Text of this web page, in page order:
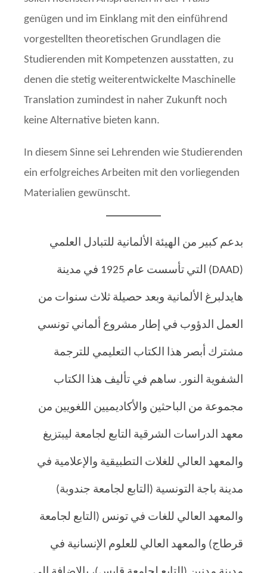
genügen und im Einklang mit den einführend
vorgestellten theoretischen Grundlagen die
Studierenden mit Kompetenzen ausstatten, zu
denen die stetig weiterentwickelte Maschi­nelle
Translation zumindest in naher Zukunft noch
keine Alternative bieten kann.
In diesem Sinne sei Lehrenden wie Studierenden
ein erfolgreiches Arbeiten mit den vorlie­gen­den
Materialien gewünscht.
بدعم كبير من الهيئة الألمانية للتبادل العلمي
(DAAD) التي تأسست عام 1925 في مدينة
هايدلبرغ الألمانية وبعد حصيلة ثلاث سنوات من
العمل الدؤوب في إطار مشروع ألماني تونسي
مشترك أبصر هذا الكتاب التعليمي للترجمة
الشفوية النور. ساهم في تأليف هذا الكتاب
مجموعة من الباحثين والأكاديميين اللغويين من
معهد الدراسات الشرقية التابع لجامعة ليبتزيغ
والمعهد العالي للغلات التطبيقية والإعلامية في
مدينة باجة التونسية (التابع لجامعة جندوبة)
والمعهد العالي للغات في تونس (التابع لجامعة
قرطاج) والمعهد العالي للعلوم الإنسانية في